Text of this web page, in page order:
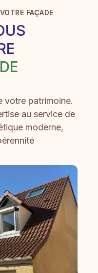
FAÇADE
votre patrimoine.
au service de
moderne,